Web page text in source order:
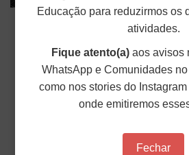
Em decisão inédita,
condena ex-agente da
estupro
Em uma decisão considerada
Federal Criminal do Rio de
sargento reformado do
Educação para reduzirmos os
atividades.
Fique atento(a)aos avisos
WhatsApp e Comunidades
como nos stories do
onde emitiremos
Fechar